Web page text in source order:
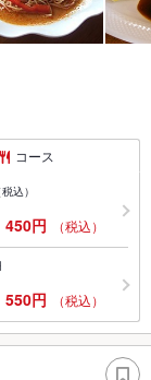
コース
込）
450円 （税込）
550円 （税込）